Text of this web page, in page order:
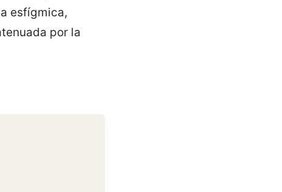
esfígmica,
por la